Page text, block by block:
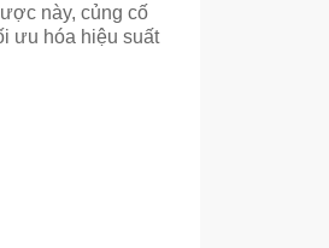
này, củng cố
ưu hóa hiệu suất